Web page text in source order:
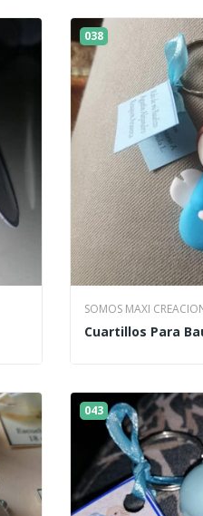
038
SOMOS MAXI
Cuartillos Para
043